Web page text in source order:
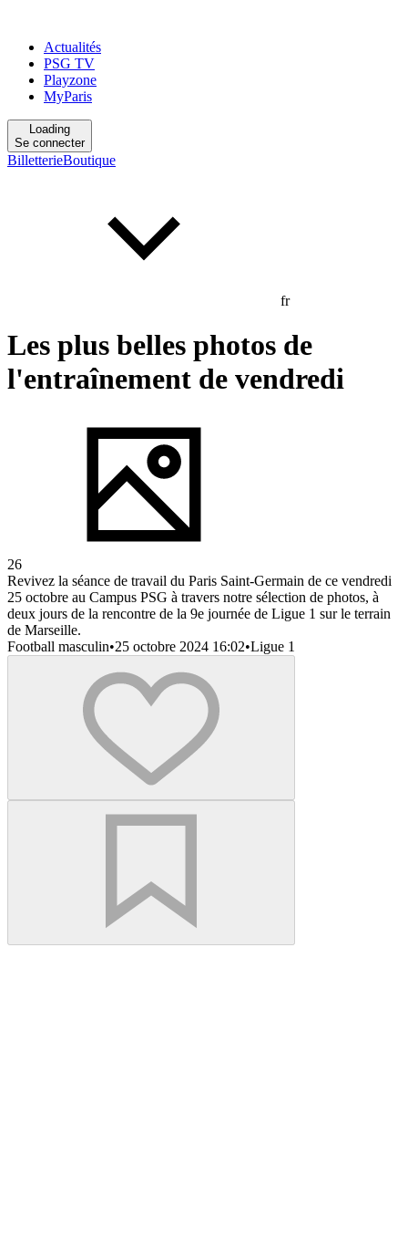
Actualités
PSG TV
Playzone
MyParis
Loading
Se connecter
BilletterieBoutique
fr
Les plus belles photos de
l'entraînement de vendredi
26
Revivez la séance de travail du Paris Saint-Germain de ce vendredi
25 octobre au Campus PSG à travers notre sélection de photos, à
deux jours de la rencontre de la 9e journée de Ligue 1 sur le terrain
de Marseille.
Football masculin•25 octobre 2024 16:02•Ligue 1